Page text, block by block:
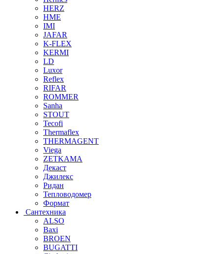
HERZ
HME
IMI
JAFAR
K-FLEX
KERMI
LD
Luxor
Reflex
RIFAR
ROMMER
Sanha
STOUT
Tecofi
Thermaflex
THERMAGENT
Viega
ZETKAMA
Декаст
Джилекс
Ридан
Тепловодомер
Формат
Сантехника
ALSO
Baxi
BROEN
BUGATTI